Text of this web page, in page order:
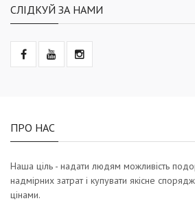
СЛІДКУЙ ЗА НАМИ
ПРО НАС
Наша ціль - надати людям можливість
надмірних затрат і купувати якісне
цінами.